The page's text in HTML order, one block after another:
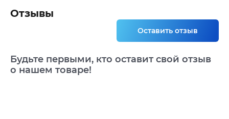
Отзывы
Оставить отзыв
Будьте первыми, кто оставит свой отзыв
о нашем товаре!